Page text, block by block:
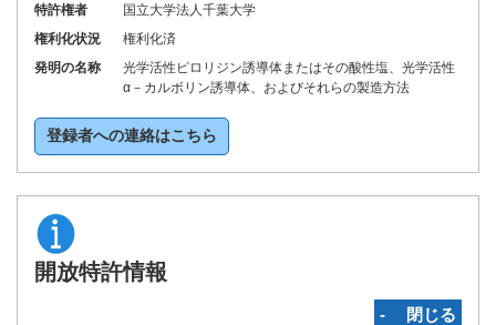
特許権者
国立大学法人千葉大学
権利化状況
権利化済
発明の名称
光学活性ピロリジン誘導体またはその酸性塩、光学活性
α－カルボリン誘導体、およびそれらの製造方法
登録者への連絡はこちら
開放特許情報
‐ 閉じる